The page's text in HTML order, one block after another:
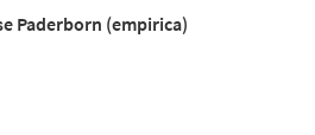
Paderborn (empirica)